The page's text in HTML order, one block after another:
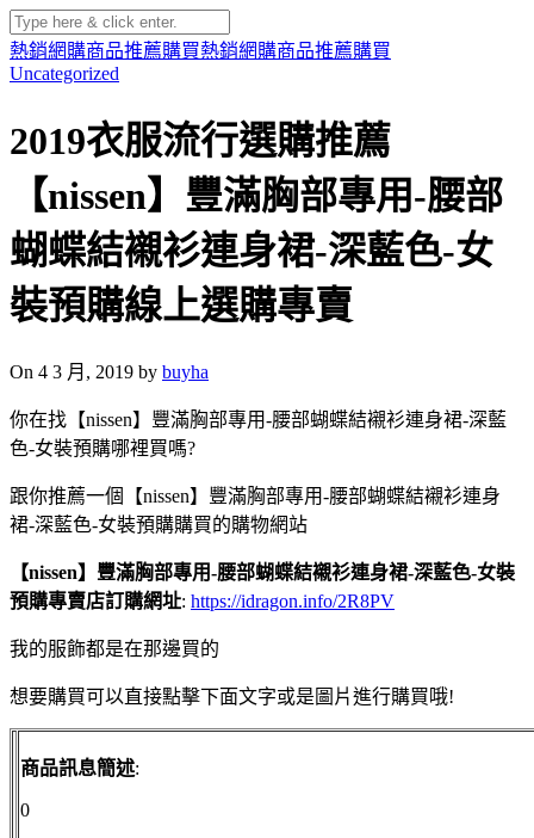
熱銷網購商品推薦購買熱銷網購商品推薦購買
Uncategorized
2019衣服流行選購推薦
【nissen】豐滿胸部專用-腰部
蝴蝶結襯衫連身裙-深藍色-女
裝預購線上選購專賣
On 4 3 月, 2019 by buyha
你在找【nissen】豐滿胸部專用-腰部蝴蝶結襯衫連身裙-深藍
色-女裝預購哪裡買嗎?
跟你推薦一個【nissen】豐滿胸部專用-腰部蝴蝶結襯衫連身
裙-深藍色-女裝預購購買的購物網站
【nissen】豐滿胸部專用-腰部蝴蝶結襯衫連身裙-深藍色-女裝
預購專賣店訂購網址: https://idragon.info/2R8PV
我的服飾都是在那邊買的
想要購買可以直接點擊下面文字或是圖片進行購買哦!
商品訊息簡述:
0